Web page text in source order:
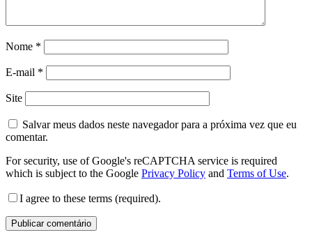
Nome *
E-mail *
Site
Salvar meus dados neste navegador para a próxima vez que eu
comentar.
For security, use of Google's reCAPTCHA service is required
which is subject to the Google Privacy Policy and Terms of Use.
I agree to these terms (required).